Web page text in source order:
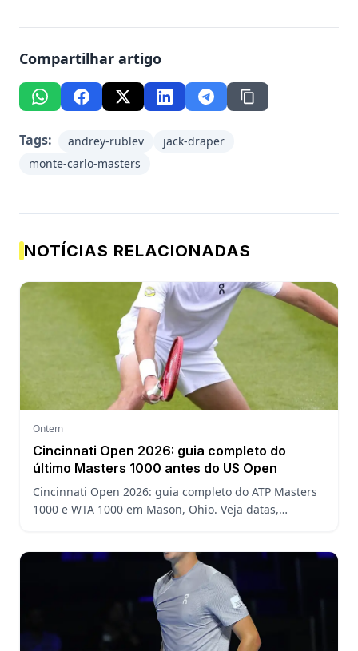
Compartilhar artigo
Tags: andrey-rublev
jack-draper
monte-carlo-masters
NOTÍCIAS RELACIONADAS
Ontem
Cincinnati Open 2026: guia completo do
último Masters 1000 antes do US Open
Cincinnati Open 2026: guia completo do ATP Masters
1000 e WTA 1000 em Mason, Ohio. Veja datas,